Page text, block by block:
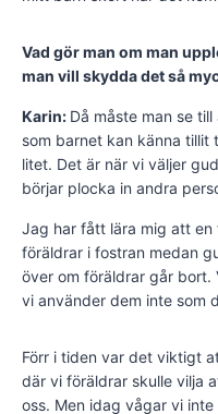
Vad gör man om man
man vill skydda det så
Karin: Då måste man se
som barnet kan känna tillit
litet. Det är när vi väljer
börjar plocka in andra
Jag har fått lära mig att en
föräldrar i fostran medan
över om föräldrar går bort.
vi använder dem inte som
Förr i tiden var det viktigt
där vi föräldrar skulle vilja
oss. Men idag vågar vi